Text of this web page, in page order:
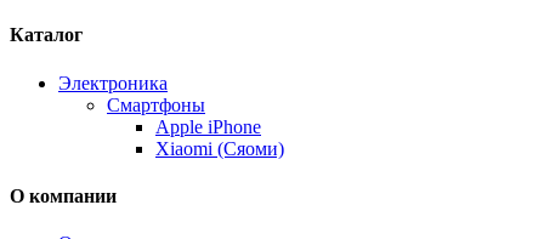
Каталог
Электроника
Смартфоны
Apple iPhone
Xiaomi (Сяоми)
О компании